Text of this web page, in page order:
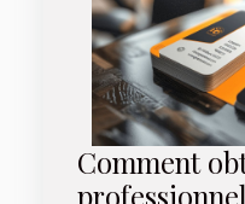
Comment